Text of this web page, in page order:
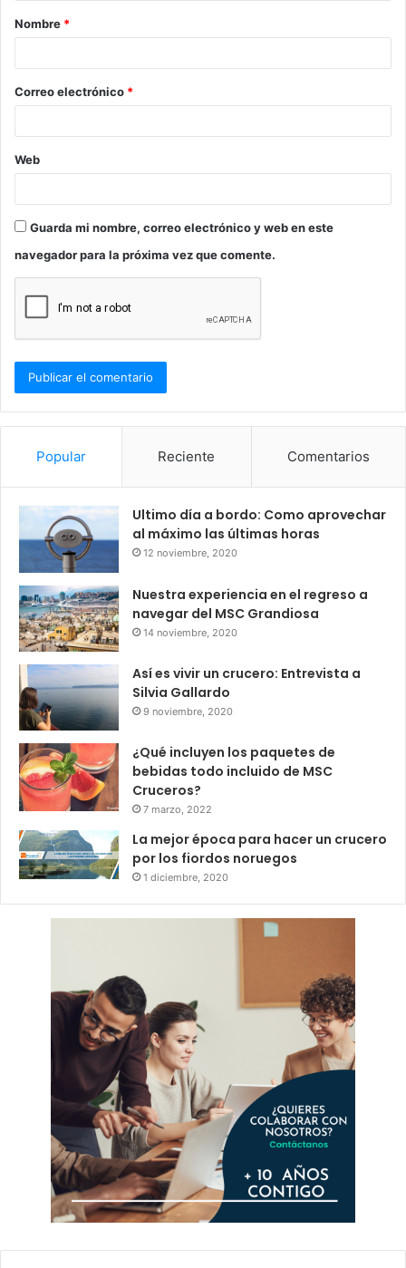
r
*
Nombre *
Correo electrónico *
Web
Guarda mi nombre, correo electrónico y web en este
navegador para la próxima vez que comente.
Popular Reciente Comentarios
Ultimo día a bordo: Como aprovechar
al máximo las últimas horas
12 noviembre, 2020
Nuestra experiencia en el regreso a
navegar del MSC Grandiosa
14 noviembre, 2020
Así es vivir un crucero: Entrevista a
Silvia Gallardo
9 noviembre, 2020
¿Qué incluyen los paquetes de
bebidas todo incluido de MSC
Cruceros?
7 marzo, 2022
La mejor época para hacer un crucero
por los fiordos noruegos
1 diciembre, 2020